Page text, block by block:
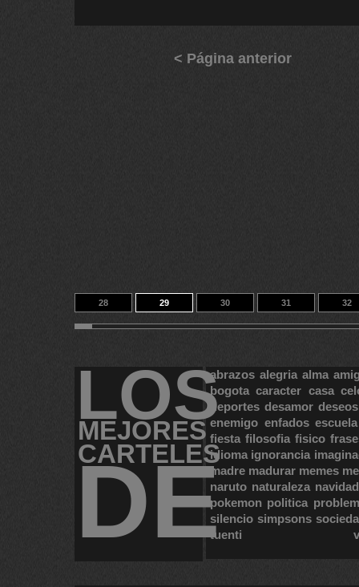
< Página anterior
28 29 30 31 32
38 39 40 14 23387
LOS
MEJORES
CARTELES
DE
abrazos alegria alma
bogota caracter casa
deportes desamor deseos
enemigo enfados escuela
fiesta filosofia fisico
idioma ignorancia
madre madurar memes
naruto naturaleza navidad
pokemon politica
silencio simpsons
tuenti